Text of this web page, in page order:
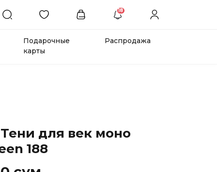
18
Подарочные
карты
Распродажа
Тени для век моно
188